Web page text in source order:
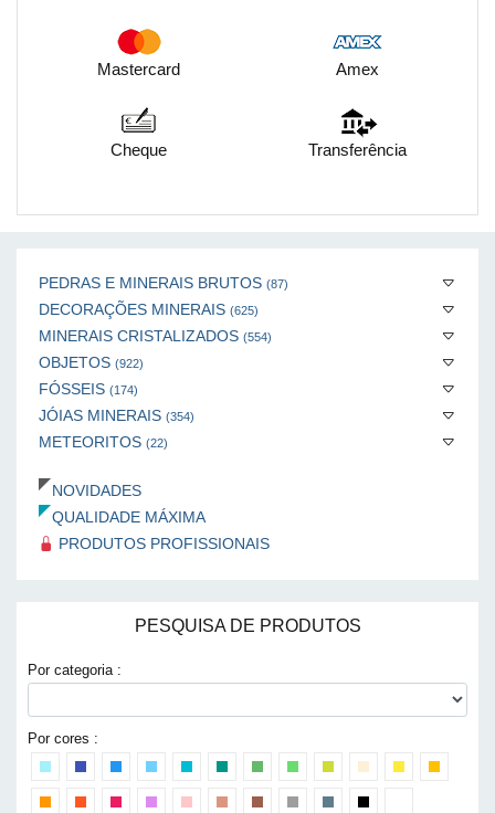
PEDRAS E MINERAIS BRUTOS (87)
DECORAÇÕES MINERAIS (625)
MINERAIS CRISTALIZADOS (554)
OBJETOS (922)
FÓSSEIS (174)
JÓIAS MINERAIS (354)
METEORITOS (22)
NOVIDADES
QUALIDADE MÁXIMA
PRODUTOS PROFISSIONAIS
PESQUISA DE PRODUTOS
Por categoria :
Por cores :
Mastercard Amex
Cheque Transferência